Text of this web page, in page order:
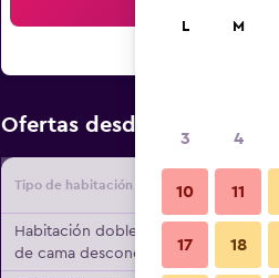
Ofertas desde Oferta
Tipo de habitación
Habitación doble, tipo
de cama desconocido
L M
3 4
10 11
17 18